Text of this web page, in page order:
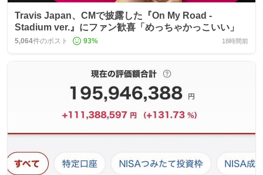
Travis Japan、CMで披露した『On My Road -
Stadium ver.』にファン歓喜「めっちゃかっこいい」
5,064件のポスト 93% 18時間前